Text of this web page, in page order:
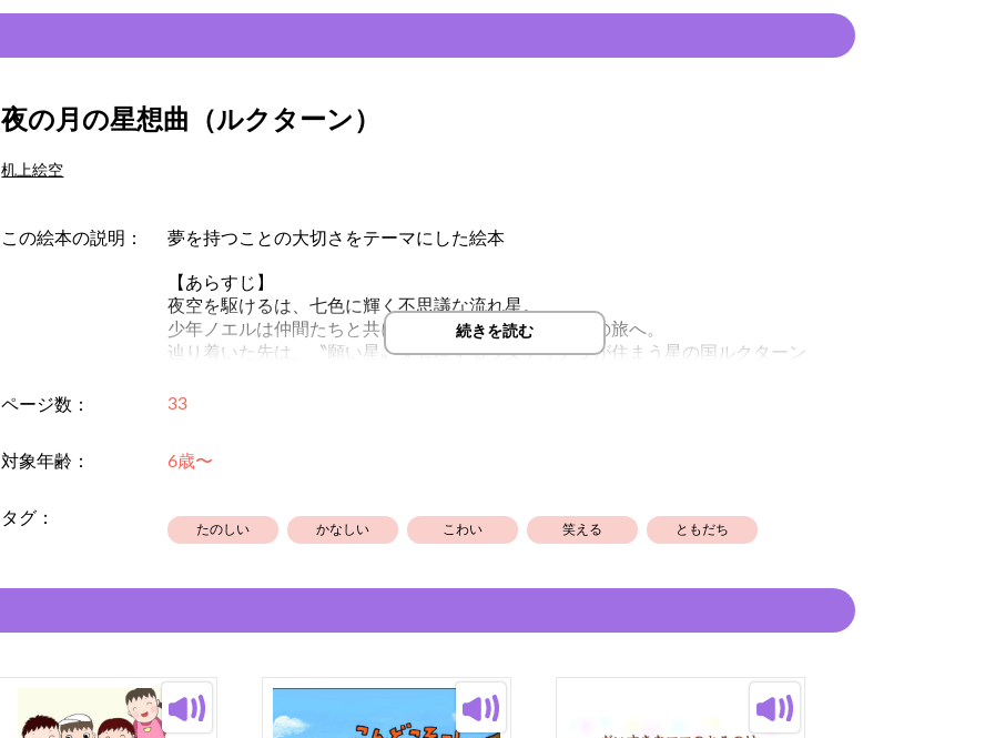
夜の月の星想曲（ルクターン）
机上絵空
この絵本の説明： 夢を持つことの大切さをテーマにした絵本
【あらすじ】
夜空を駆けるは、七色に輝く不思議な流れ星。
少年ノエルは仲間たちと共に、星の行方を求めて冒険の旅へ。
辿り着いた先は、〝願い星〟を管理する少女ティアラが住まう星の国ルクターン
続きを読む
ページ数： 33
対象年齢： 6歳〜
タグ：
たのしい かなしい こわい 笑える ともだち